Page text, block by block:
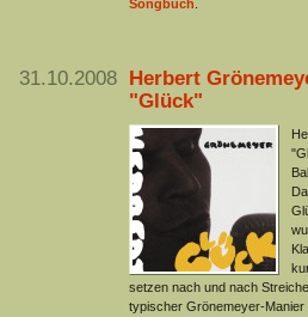
Songbuch
31.10.2008
Herbert
"Glück"
setzen nach und nach
typischer Grönemeyer-Manier